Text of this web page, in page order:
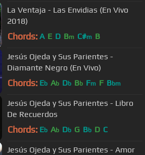
La Ventaja - Las Envidias (En Vivo
2018)
Chords: A E D Bm C#m B
Jesús Ojeda y Sus Parientes -
Diamante Negro (En Vivo)
Chords: Eb Ab Db Bb Fm F Bbm
Jesús Ojeda y Sus Parientes - Libro
De Recuerdos
Chords: Eb Ab Db G Bb D C
Jesús Ojeda y Sus Parientes - Amor